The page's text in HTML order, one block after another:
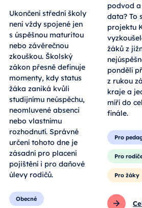
Ukončení střední školy
není vždy spojené jen
s úspěšnou maturitou
nebo závěrečnou
zkouškou. Školský
zákon přesně definuje
momenty, kdy status
žáka zaniká kvůli
studijnímu neúspěchu,
neomluvené absenci
nebo vlastnímu
rozhodnutí. Správné
určení tohoto dne je
zásadní pro placení
pojištění i pro daňové
úlevy rodičů.
Obecné
podvod
data? To
projektu
žáků z
pondělí
z rukou
kraje a
míří do
finále.
Pro
Pro
Pro žáky